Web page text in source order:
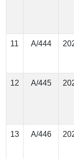
11 А/444
12 А/445
13 А/446